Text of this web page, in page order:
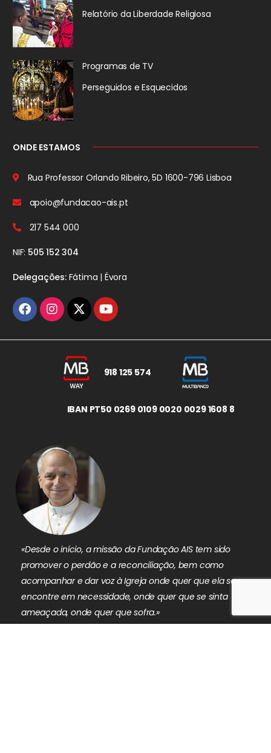
Relatório da Liberdade Religiosa
Programas de TV
Perseguidos e Esquecidos
ONDE ESTAMOS
Rua Professor Orlando Ribeiro, 5D 1600-796 Lisboa
apoio@fundacao-ais.pt
217 544 000
NIF: 505 152 304
Delegações:Fátima | Évora
918 125 574
IBAN PT50 0269 0109 0020 0029 1608 8
«Desde o início, a missão da Fundação AIS tem sido
promover o perdão e a reconciliação, bem como
acompanhar e dar voz à Igreja onde quer que ela se
encontre em necessidade, onde quer que se sinta
ameaçada, onde quer que sofra.»